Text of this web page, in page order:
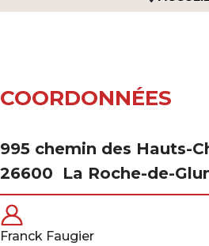
COORDONNÉES
995 chemin des Hauts-
26600
La Roche-de-
Franck Faugier